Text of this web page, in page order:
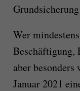
Wer
Beschäftigung,
aber
Januar 2021